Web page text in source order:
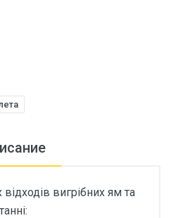
вигрібних ям та